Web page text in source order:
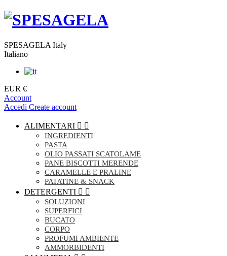
SPESAGELA Italy
Italiano
EUR €
Account
Accedi Create account
ALIMENTARI  
INGREDIENTI
PASTA
OLIO PASSATI SCATOLAME
PANE BISCOTTI MERENDE
CARAMELLE E PRALINE
PATATINE & SNACK
DETERGENTI  
SOLUZIONI
SUPERFICI
BUCATO
CORPO
PROFUMI AMBIENTE
AMMORBIDENTI